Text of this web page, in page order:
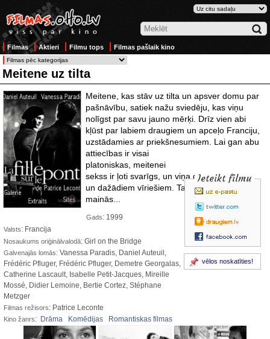
Filmas Aktieri Filmu tops Filmas pašlaik kino
Meitene uz tilta
Meitene, kas stāv uz tilta un apsver domu par
pašnāvību, satiek nažu sviedēju, kas viņu
nolīgst par savu jauno mērķi. Drīz vien abi
kļūst par labiem draugiem un apceļo Franciju,
uzstādamies ar priekšnesumiem. Lai gan abu
attiecības ir visai
platoniskas, meitenei
sekss ir ļoti svarīgs, un viņa guļ ar daudziem
un dažādiem vīriešiem. Taču laika gaitā viss
mainās...
Ieteikt filmu
vēlos noskatīties!
Gads: 1999
Valsts: Francija
Nosaukums oriģinālvalodā: Girl on the Bridge
Galvenajās lomās: Vanessa Paradis, Daniel Auteuil,
Frédéric Pfluger, Frédéric Pfluger, Demetre Georgalas,
Catherine Lascault, Isabelle Petit-Jacques, Mireille
Mossé, Didier Lemoine, Bertie Cortez, Stéphane
Metzger
Filmas režisors: Patrice Leconte
Kino žanrs: Drāma Komēdijas Romantiskas filmas